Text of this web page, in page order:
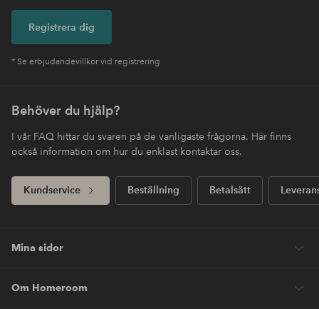
Registrera dig
* Se erbjudandevillkor vid registrering
Behöver du hjälp?
I vår FAQ hittar du svaren på de vanligaste frågorna. Här finns
också information om hur du enklast kontaktar oss.
Kundservice Beställning Betalsätt
Mina sidor
Om Homeroom